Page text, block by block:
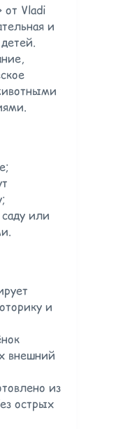
Vladi
и
или
и
внешний
из
острых